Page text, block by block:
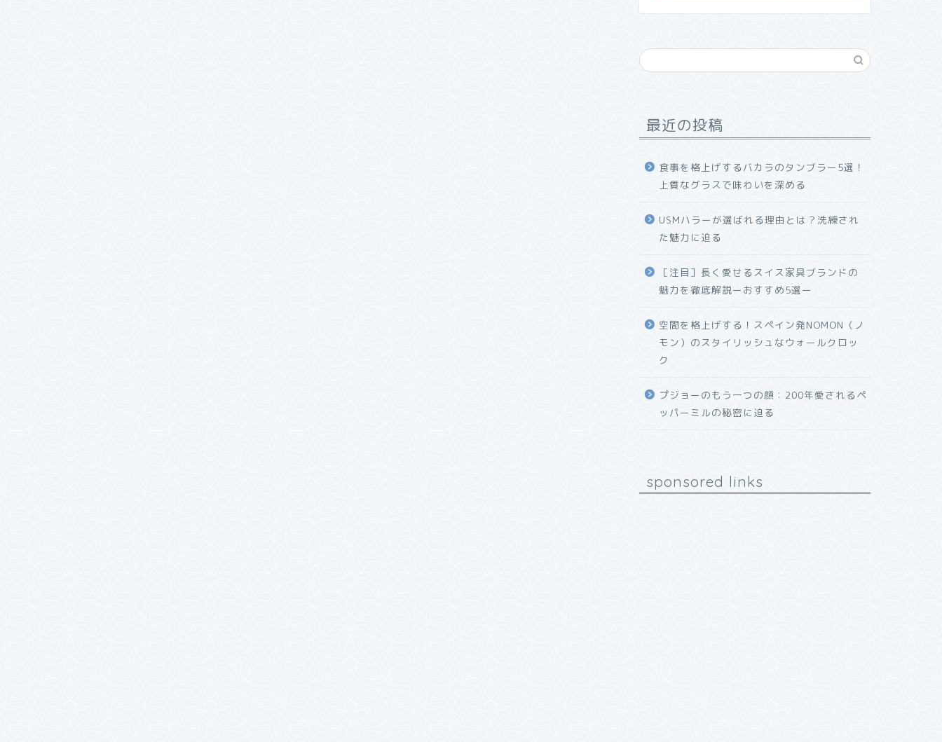
最近の投稿
食事を格上げするバカラのタンブラー5選！
上質なグラスで味わいを深める
USMハラーが選ばれる理由とは？洗練され
た魅力に迫る
［注目］長く愛せるスイス家具ブランドの
魅力を徹底解説ーおすすめ5選ー
空間を格上げする！スペイン発NOMON（ノ
モン）のスタイリッシュなウォールクロッ
ク
プジョーのもう一つの顔：200年愛されるペ
ッパーミルの秘密に迫る
sponsored links